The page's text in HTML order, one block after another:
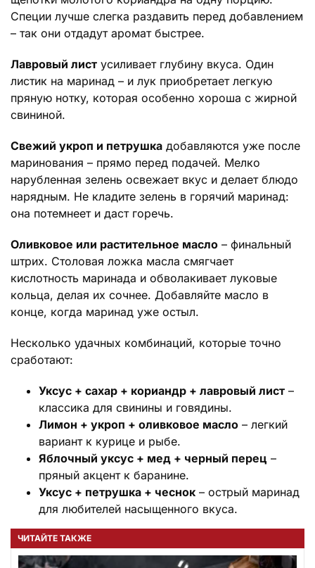
Специи лучше слегка раздавить перед добавлением
– так они отдадут аромат быстрее.
Лавровый лист усиливает глубину вкуса. Один
листик на маринад – и лук приобретает легкую
пряную нотку, которая особенно хороша с жирной
свининой.
Свежий укроп и петрушка добавляются уже после
маринования – прямо перед подачей. Мелко
нарубленная зелень освежает вкус и делает блюдо
нарядным. Не кладите зелень в горячий маринад:
она потемнеет и даст горечь.
Оливковое или растительное масло – финальный
штрих. Столовая ложка масла смягчает
кислотность маринада и обволакивает луковые
кольца, делая их сочнее. Добавляйте масло в
конце, когда маринад уже остыл.
Несколько удачных комбинаций, которые точно
сработают:
Уксус + сахар + кориандр + лавровый лист –
классика для свинины и говядины.
Лимон + укроп + оливковое масло – легкий
вариант к курице и рыбе.
Яблочный уксус + мед + черный перец –
пряный акцент к баранине.
Уксус + петрушка + чеснок – острый маринад
для любителей насыщенного вкуса.
ЧИТАЙТЕ ТАКЖЕ